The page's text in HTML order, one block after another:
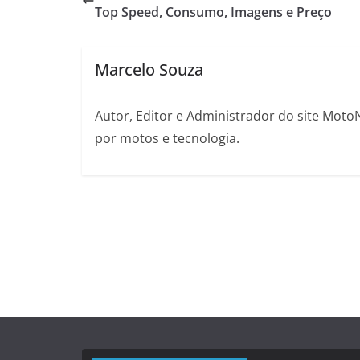
Top Speed, Consumo, Imagens e Preço
Marcelo Souza
Autor, Editor e Administrador do site
por motos e tecnologia.